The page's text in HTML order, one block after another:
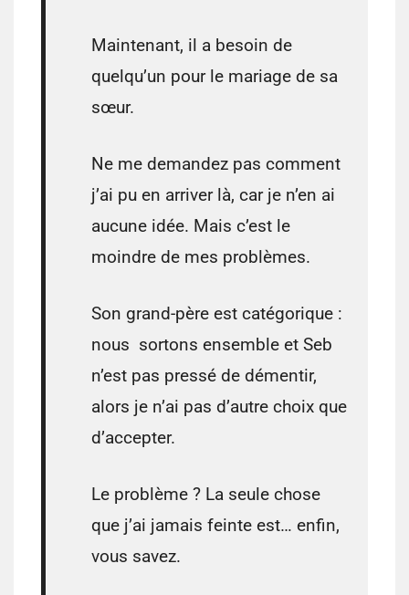
Maintenant, il a besoin de
quelqu’un pour le mariage de sa
sœur.
Ne me demandez pas comment
j’ai pu en arriver là, car je n’en ai
aucune idée. Mais c’est le
moindre de mes problèmes.
Son grand-père est catégorique :
nous sortons ensemble et Seb
n’est pas pressé de démentir,
alors je n’ai pas d’autre choix que
d’accepter.
Le problème ? La seule chose
que j’ai jamais feinte est… enfin,
vous savez.